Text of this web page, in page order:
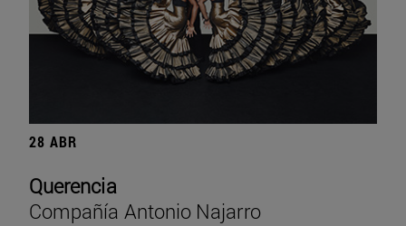
28 ABR
Querencia
Compañía Antonio Najarro